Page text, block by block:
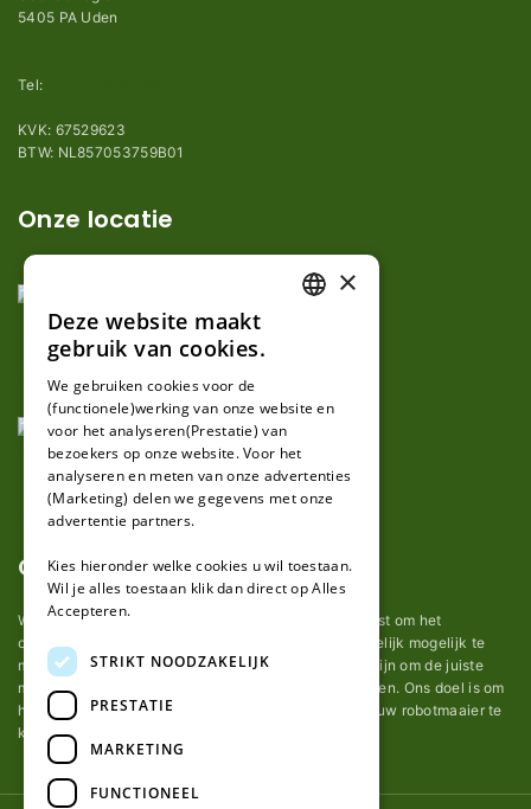
5405 PA Uden
Tel:
KVK: 67529623
BTW: NL857053759B01
Onze locatie
Over ons
Wij van robotmaaier-mesjes.be doen ons uiterste best om het
onderhoud van robot grasmaaier mesjes zo gemakkelijk mogelijk te
maken. Uit ervaring merkten we hoe lastig het kan zijn om de juiste
messen voor een automatische grasmachine te vinden. Ons doel is om
het u makkelijk te maken om de goede mesjes voor uw robotmaaier te
kopen.
GERMAN
×
Deze website maakt
gebruik van cookies.
We gebruiken cookies voor de
(functionele)werking van onze website en
voor het analyseren(Prestatie) van
bezoekers op onze website. Voor het
analyseren en meten van onze advertenties
(Marketing) delen we gegevens met onze
advertentie partners.
Kies hieronder welke cookies u wil toestaan.
Wil je alles toestaan klik dan direct op Alles
Accepteren.
STRIKT NOODZAKELIJK
PRESTATIE
MARKETING
FUNCTIONEEL